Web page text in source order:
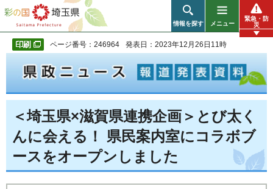
彩の国 埼玉県
情報を探す メニュー
緊急・防
災
ページ番号：246964 発表日：2023年12月26日11時
＜埼玉県×滋賀県連携企画＞とび太く
んに会える！ 県民案内室にコラボブ
ースをオープンしました